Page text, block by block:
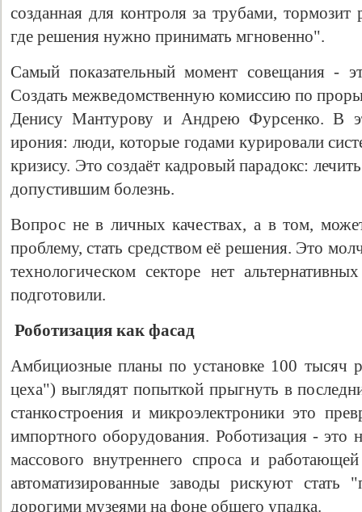
созданная для контроля за трубами, тормозит
где решения нужно принимать мгновенно".
Самый показательный момент совещания -
Создать межведомственную комиссию по
Денису Мантурову и Андрею Фурсенко. В
ирония: люди, которые годами курировали
кризису. Это создаёт кадровый парадокс:
допустившим болезнь.
Вопрос не в личных качествах, а в том,
проблему, стать средством её решения. Это
технологическом секторе нет
подготовили.
Роботизация как фасад
Амбициозные планы по установке 100 тысяч
цеха") выглядят попыткой прыгнуть в
станкостроения и микроэлектроники это
импортного оборудования. Роботизация - это
массового внутреннего спроса и
автоматизированные заводы рискуют стать
дорогими музеями на фоне общего упадка.